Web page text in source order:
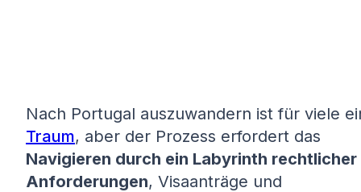
Nach Portugal auszuwandern ist für viele
Traum, aber der Prozess erfordert das
Navigieren durch ein Labyrinth rechtlicher
Anforderungen, Visaanträge und